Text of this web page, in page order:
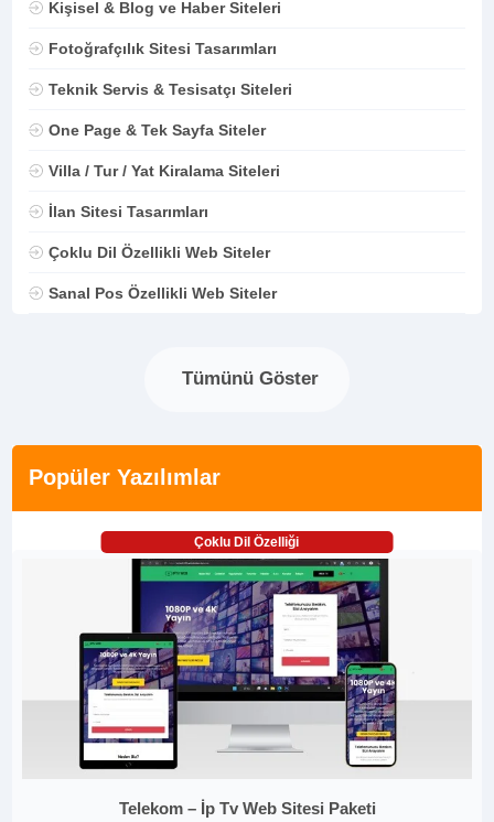
Kişisel & Blog ve Haber Siteleri
Fotoğrafçılık Sitesi Tasarımları
Teknik Servis & Tesisatçı Siteleri
One Page & Tek Sayfa Siteler
Villa / Tur / Yat Kiralama Siteleri
İlan Sitesi Tasarımları
Çoklu Dil Özellikli Web Siteler
Sanal Pos Özellikli Web Siteler
Tümünü Göster
Popüler Yazılımlar
Çoklu Dil Özelliği
Telekom – İp Tv Web Sitesi Paketi